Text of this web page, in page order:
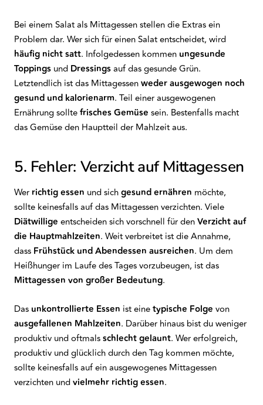
Bei einem Salat als Mittagessen stellen die Extras ein
Problem dar. Wer sich für einen Salat entscheidet, wird
häufig nicht satt. Infolgedessen kommen ungesunde
Toppings und Dressingsauf das gesunde Grün.
Letztendlich ist das Mittagessenweder ausgewogen noch
gesund und kalorienarm. Teil einer ausgewogenen
Ernährung solltefrisches Gemüse sein. Bestenfalls macht
das Gemüse den Hauptteil der Mahlzeit aus.
5. Fehler: Verzicht auf Mittagessen
Wer richtig essen und sichgesund ernähren möchte,
sollte keinesfalls auf das Mittagessen verzichten. Viele
Diätwillige entscheiden sich vorschnell für denVerzicht auf
die Hauptmahlzeiten. Weit verbreitet ist die Annahme,
dass Frühstück und Abendessen ausreichen. Um dem
Heißhunger im Laufe des Tages vorzubeugen, ist das
Mittagessen von großer Bedeutung.
Das unkontrollierte Essen ist einetypische Folge von
ausgefallenen Mahlzeiten. Darüber hinaus bist du weniger
produktiv und oftmalsschlecht gelaunt. Wer erfolgreich,
produktiv und glücklich durch den Tag kommen möchte,
sollte keinesfalls auf ein ausgewogenes Mittagessen
verzichten undvielmehr richtig essen.